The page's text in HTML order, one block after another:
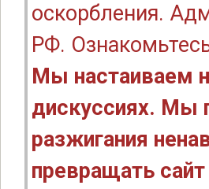
оскорбления.
РФ.
Мы настаиваем
дискуссиях. Мы
разжигания
превращать